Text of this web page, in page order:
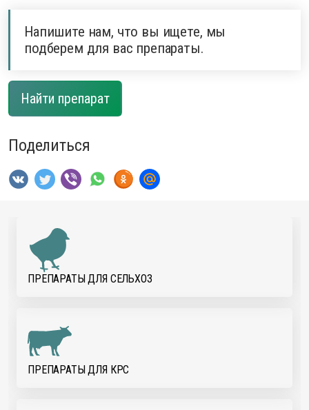
Напишите нам, что вы ищете, мы
подберем для вас препараты.
Найти препарат
Поделиться
ПРЕПАРАТЫ ДЛЯ CЕЛЬХОЗ
ПРЕПАРАТЫ ДЛЯ КРС